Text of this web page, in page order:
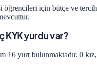
öğrencileri için bütçe ve
KYK yurdu var?
16 yurt bulunmaktadır. 0